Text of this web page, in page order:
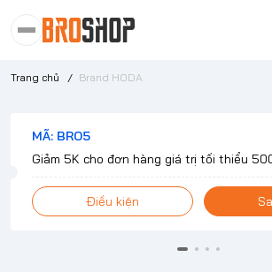
Trang chủ / Brand HODA
MÃ: BRO5
Giảm 5K cho đơn hàng giá trị tối thiểu
Điều kiện